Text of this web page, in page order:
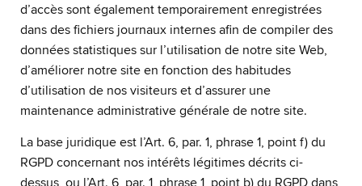
d’accès sont également temporairement enregistrées
dans des fichiers journaux internes afin de compiler des
données statistiques sur l’utilisation de notre site Web,
d’améliorer notre site en fonction des habitudes
d’utilisation de nos visiteurs et d’assurer une
maintenance administrative générale de notre site.
La base juridique est l’Art. 6, par. 1, phrase 1, point f) du
RGPD concernant nos intérêts légitimes décrits ci-